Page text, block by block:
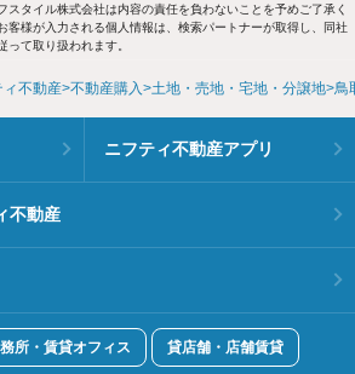
スタイル株式会社は内容の責任を負わないことを予めご了承く
客様が入力される個人情報は、検索パートナーが取得し、同社
って取り扱われます。
ィ不動産 不動産購入 土地・売地・宅地・分譲地 鳥
ニフティ不動産アプリ
不動産
所・賃貸オフィス 貸店舗・店舗賃貸